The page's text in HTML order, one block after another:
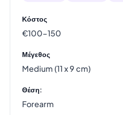
Κόστος
€100–150
Μέγεθος
Medium (11 x 9 cm)
Θέση:
Forearm